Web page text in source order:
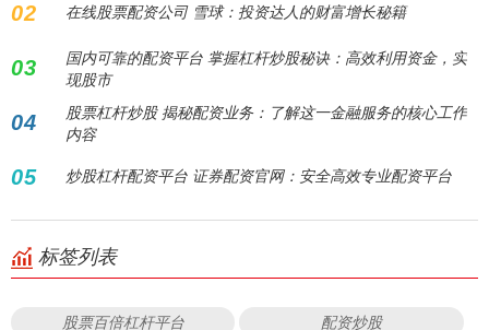
02 在线股票配资公司 雪球：投资达人的财富增长秘籍
03
国内可靠的配资平台 掌握杠杆炒股秘诀：高效利用资金，实
现股市
04
股票杠杆炒股 揭秘配资业务：了解这一金融服务的核心工作
内容
05 炒股杠杆配资平台 证券配资官网：安全高效专业配资平台
标签列表
股票百倍杠杆平台 配资炒股